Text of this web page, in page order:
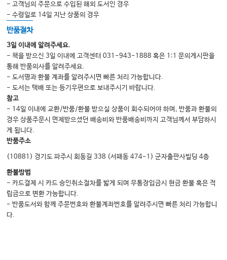
감정 기복이 정상?
혼자 실컷 욕하기
리더의 역량: 팀의 미래가 달린 팀원 뽑기
인기와 전망을 넘어서, 나에게 맞는 직업
PART3 하고 싶은 또 다른 이야기
하루에 딱 10분
욱할 때 10분만 참자!
미래를 대비하는 기본, 영어와 컴퓨터
시간 싸움
한 번에 잘하기
내가 원하는 길 찾기
‘호기심’이 가져다주는 경쟁력
신중한 결정
- 고객님의 주문으로 수입된 해외 도서인 경우
- 수령일로 14일 지난 상품의 경우
반품절차
3일 이내에 알려주세요.
- 책을 받으신 3일 이내에 고객센터 031-943-1888 혹은 1:1 문의게시판을
통해 반품의사를 알려주세요.
- 도서명과 환불 계좌를 알려주시면 빠른 처리 가능합니다.
- 도서는 택배 또는 등기우편으로 보내주시기 바랍니다.
참고
- 14일 이내에 교환/반품/환불 받으실 상품이 회수되어야 하며, 반품과 환불의
경우 상품주문시 면제받으셨던 배송비와 반품배송비까지 고객님께서 부담하시
게 됩니다.
반품주소
(10881) 경기도 파주시 회동길 338 (서패동 474-1) 군자출판사빌딩 4층
환불방법
- 카드결제 시 카드 승인취소절차를 밟게 되며 무통장입금시 현금 환불 혹은 적
립금으로 변환 가능합니다.
- 반품도서와 함께 주문번호와 환불계좌번호를 알려주시면 빠른 처리 가능합니
다.